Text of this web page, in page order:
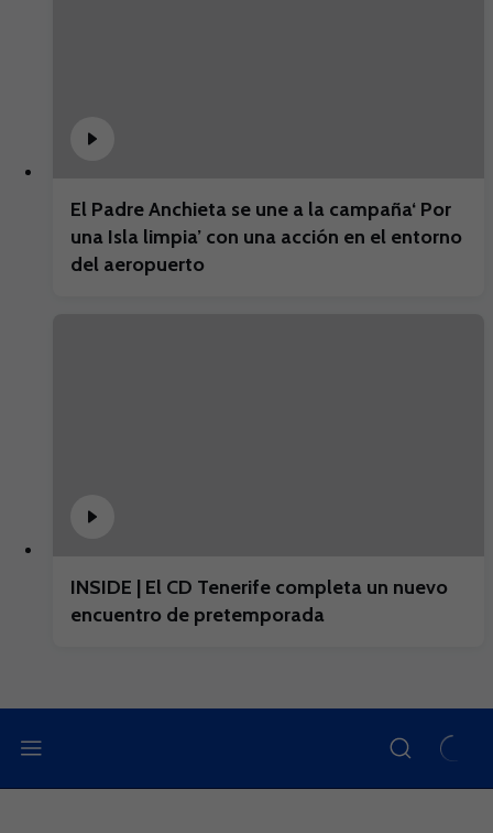
El Padre Anchieta se une a la campaña‘ Por
una Isla limpia’ con una acción en el entorno
del aeropuerto
INSIDE | El CD Tenerife completa un nuevo
encuentro de pretemporada